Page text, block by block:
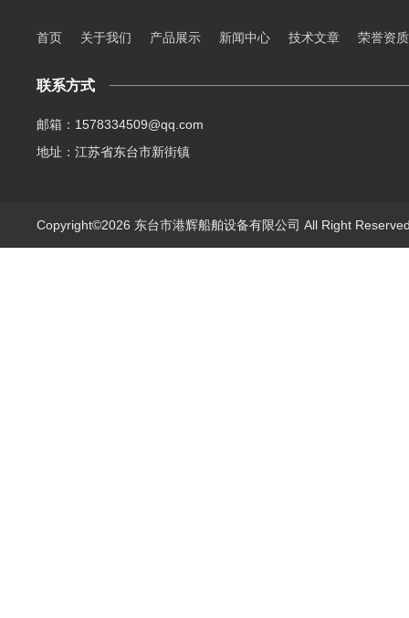
首页 关于我们 产品展示 新闻中心 技术文章 荣誉资质
联系方式
邮箱：1578334509@qq.com
地址：江苏省东台市新街镇
Copyright©2026 东台市港辉船舶设备有限公司 All Right